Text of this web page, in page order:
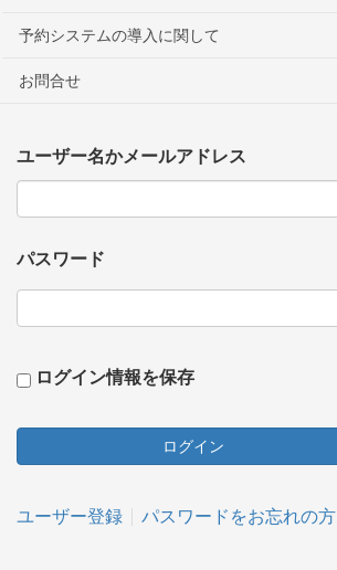
予約システムの導入に関して
お問合せ
ユーザー名かメールアドレス
パスワード
ログイン情報を保存
ユーザー登録 パスワードをお忘れの方